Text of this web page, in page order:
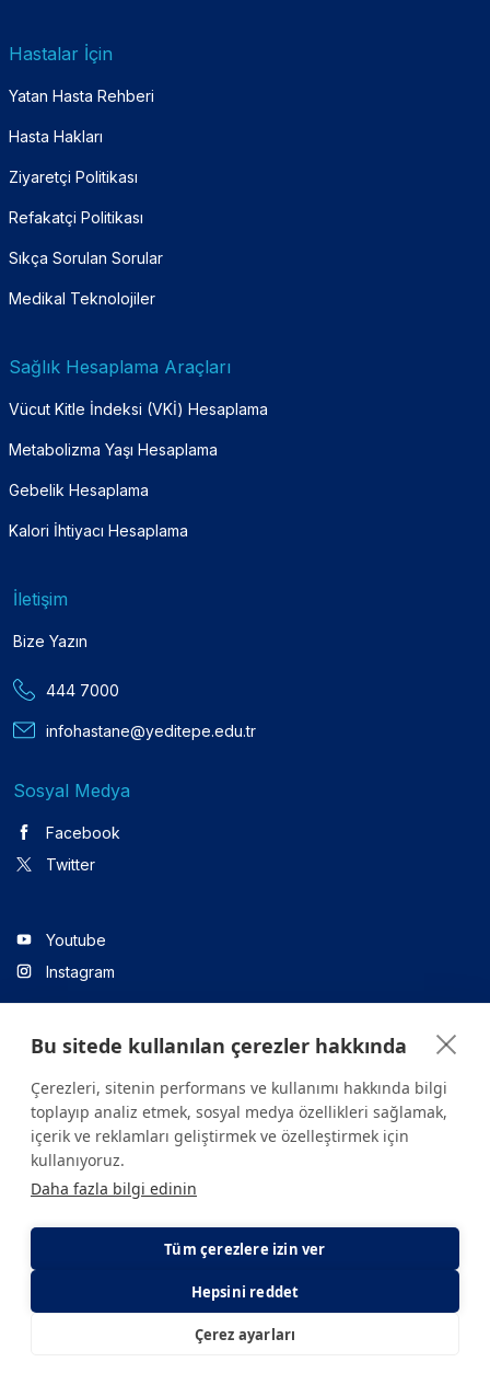
E-Randevu
Hastalar İçin
Yatan Hasta Rehberi
Hasta Hakları
Ziyaretçi Politikası
Refakatçi Politikası
Sıkça Sorulan Sorular
Medikal Teknolojiler
Sağlık Hesaplama Araçları
Vücut Kitle İndeksi (VKİ) Hesaplama
Metabolizma Yaşı Hesaplama
Gebelik Hesaplama
Kalori İhtiyacı Hesaplama
İletişim
Bize Yazın
444 7000
infohastane@yeditepe.edu.tr
Sosyal Medya
Facebook
Twitter
Youtube
Instagram
Linkedin
Sitede yer alan tüm içerikler yalnızca bilgilendirme amaçlıdır.
Sağlığınızla ilgili sorularınız için mutlaka doktoruza ya da bir sağlık
kuruluşuna başvurunuz.
Gizlilik ve Çerez Politikası KVKK Aydınlatma Metni
Bu sitede kullanılan çerezler hakkında
Çerezleri, sitenin performans ve kullanımı hakkında bilgi
toplayıp analiz etmek, sosyal medya özellikleri sağlamak,
içerik ve reklamları geliştirmek ve özelleştirmek için
kullanıyoruz.
Daha fazla bilgi edinin
Tüm çerezlere izin ver
Hepsini reddet
Çerez ayarları